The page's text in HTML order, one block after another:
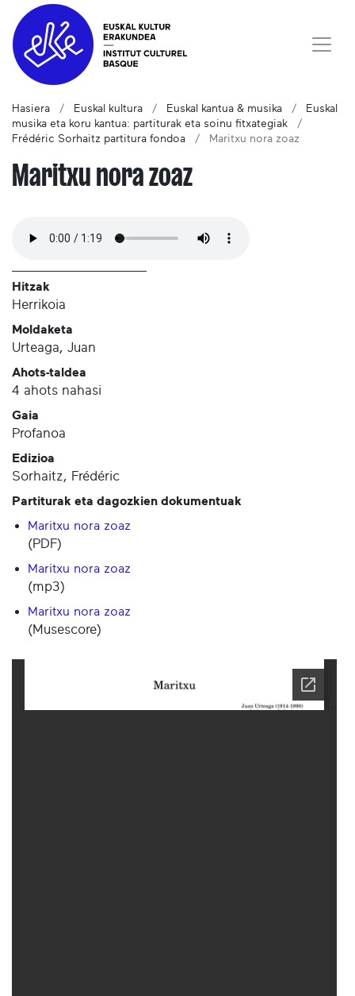
Hasiera Euskal kultura Euskal kantua & musika
Euskal
musika eta koru kantua: partiturak eta soinu fitxategiak
Frédéric Sorhaitz partitura fondoa
Maritxu nora zoaz
Maritxu nora zoaz
Hitzak
Herrikoia
Moldaketa
Urteaga, Juan
Ahots-taldea
4 ahots nahasi
Gaia
Profanoa
Edizioa
Sorhaitz, Frédéric
Partiturak eta dagozkien dokumentuak
Maritxu nora zoaz
(PDF)
Maritxu nora zoaz
(mp3)
Maritxu nora zoaz
(Musescore)